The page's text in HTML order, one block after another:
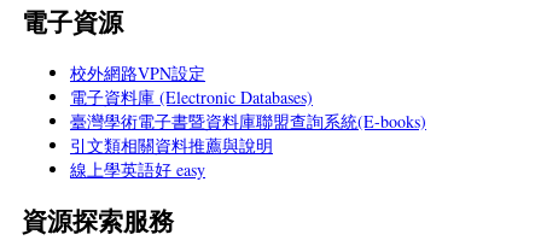
電子資源
校外網路VPN設定
電子資料庫 (Electronic Databases)
臺灣學術電子書暨資料庫聯盟查詢系統(E-books)
引文類相關資料推薦與說明
線上學英語好 easy
資源探索服務